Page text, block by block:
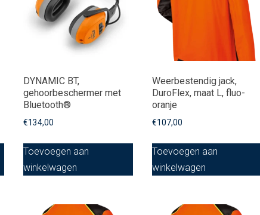
DYNAMIC BT,
gehoorbeschermer met
Bluetooth®
€134,00
Toevoegen aan
winkelwagen
Weerbestendig jack,
DuroFlex, maat L, fluo-
oranje
€107,00
Toevoegen aan
winkelwagen